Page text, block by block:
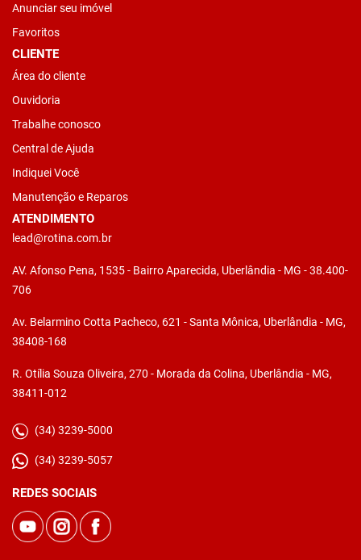
Anunciar seu imóvel
Favoritos
CLIENTE
Área do cliente
Ouvidoria
Trabalhe conosco
Central de Ajuda
Indiquei Você
Manutenção e Reparos
ATENDIMENTO
lead@rotina.com.br
AV. Afonso Pena, 1535 - Bairro Aparecida, Uberlândia - MG - 38.400-
706
Av. Belarmino Cotta Pacheco, 621 - Santa Mônica, Uberlândia - MG,
38408-168
R. Otília Souza Oliveira, 270 - Morada da Colina, Uberlândia - MG,
38411-012
(34) 3239-5000
(34) 3239-5057
REDES SOCIAIS